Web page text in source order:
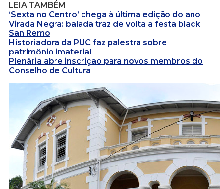
LEIA TAMBÉM
‘Sexta no Centro’ chega à última edição do ano
Virada Negra: balada traz de volta a festa black
San Remo
Historiadora da PUC faz palestra sobre
patrimônio imaterial
Plenária abre inscrição para novos membros do
Conselho de Cultura